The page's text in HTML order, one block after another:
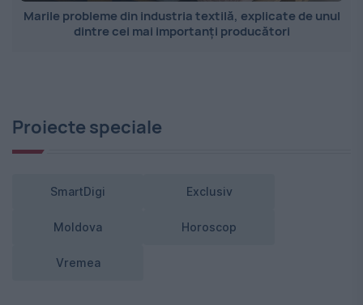
Marile probleme din industria textilă, explicate de unul
dintre cei mai importanți producători
Proiecte speciale
SmartDigi Exclusiv
Moldova Horoscop
Vremea